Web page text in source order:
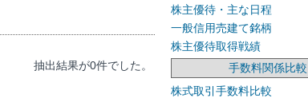
抽出結果が0件でした。
株主優待・主な日程
一般信用売建て銘柄
株主優待取得戦績
手数料関係比較
株式取引手数料比較